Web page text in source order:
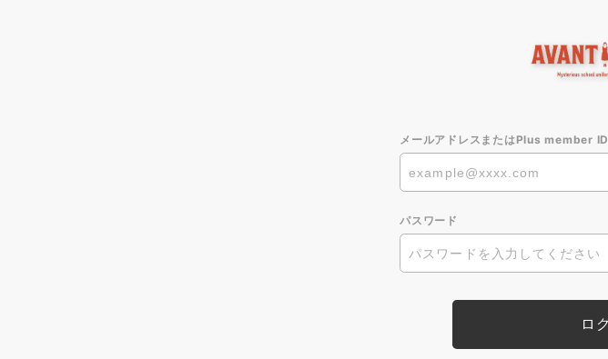
メールアドレスまたはPlus member ID
パスワード